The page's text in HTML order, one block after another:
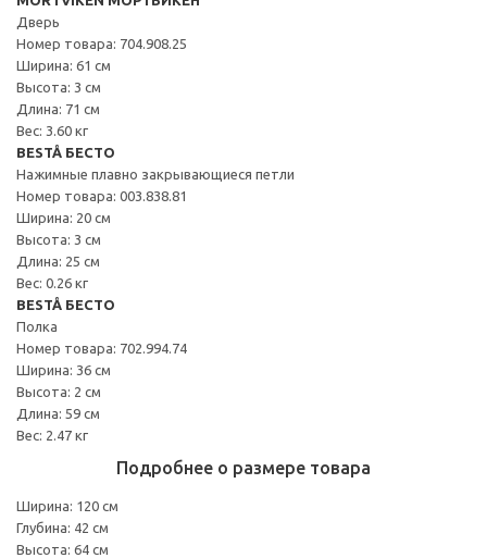
Дверь
Номер товара: 704.908.25
Ширина: 61 см
Высота: 3 см
Длина: 71 см
Вес: 3.60 кг
BESTÅ БЕСТО
Нажимные плавно закрывающиеся петли
Номер товара: 003.838.81
Ширина: 20 см
Высота: 3 см
Длина: 25 см
Вес: 0.26 кг
BESTÅ БЕСТО
Полка
Номер товара: 702.994.74
Ширина: 36 см
Высота: 2 см
Длина: 59 см
Вес: 2.47 кг
Подробнее о размере товара
Ширина: 120 см
Глубина: 42 см
Высота: 64 см